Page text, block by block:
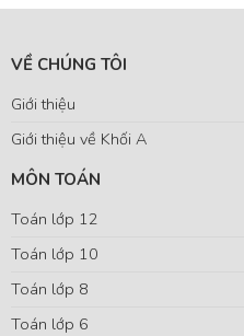
VỀ CHÚNG TÔI
Giới thiệu
Giới thiệu về Khối A
MÔN TOÁN
Toán lớp 12
Toán lớp 10
Toán lớp 8
Toán lớp 6